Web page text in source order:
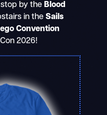
by the Blood
in theSails
Convention
2026!